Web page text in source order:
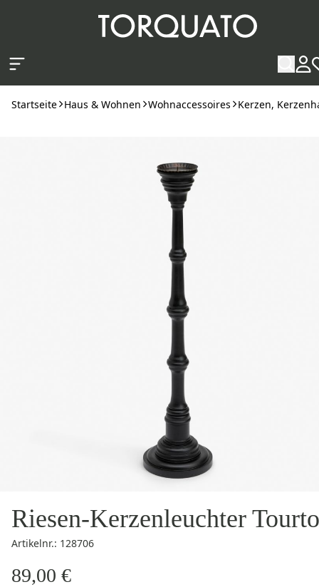
Startseite Haus & Wohnen Wohnaccessoires Kerzen,
Riesen-Kerzenleuchter
Artikelnr.: 128706
89,00 €